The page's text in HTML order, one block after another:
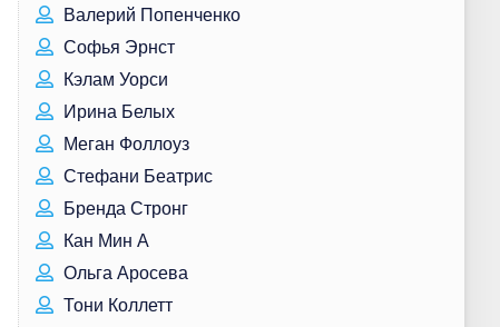
Валерий Попенченко
Софья Эрнст
Кэлам Уорси
Ирина Белых
Меган Фоллоуз
Стефани Беатрис
Бренда Стронг
Кан Мин А
Ольга Аросева
Тони Коллетт